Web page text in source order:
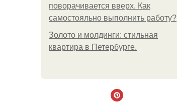
поворачивается вверх. Как
самостояльно выполнить работу?
Золото и молдинги: стильная
квартира в Петербурге.